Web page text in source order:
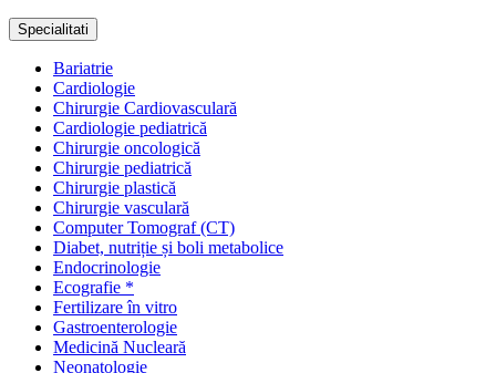
Specialitati
Bariatrie
Cardiologie
Chirurgie Cardiovasculară
Cardiologie pediatrică
Chirurgie oncologică
Chirurgie pediatrică
Chirurgie plastică
Chirurgie vasculară
Computer Tomograf (CT)
Diabet, nutriție și boli metabolice
Endocrinologie
Ecografie *
Fertilizare în vitro
Gastroenterologie
Medicină Nucleară
Neonatologie